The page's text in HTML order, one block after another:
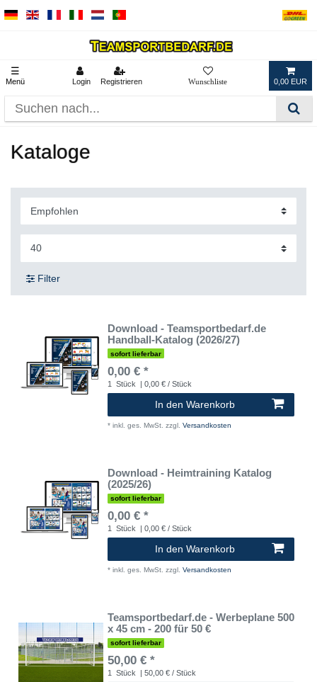
☰
Menü Login Registrieren 0,00 EUR
Kataloge
Filter
Download - Teamsportbedarf.de
Handball-Katalog (2026/27)
sofort lieferbar
0,00 € *
1 Stück | 0,00 € / Stück
In den Warenkorb
* inkl. ges. MwSt. zzgl. Versandkosten
Download - Heimtraining Katalog
(2025/26)
sofort lieferbar
0,00 € *
1 Stück | 0,00 € / Stück
In den Warenkorb
* inkl. ges. MwSt. zzgl. Versandkosten
Teamsportbedarf.de - Werbeplane 500
x 45 cm - 200 für 50 €
sofort lieferbar
50,00 € *
1 Stück | 50,00 € / Stück